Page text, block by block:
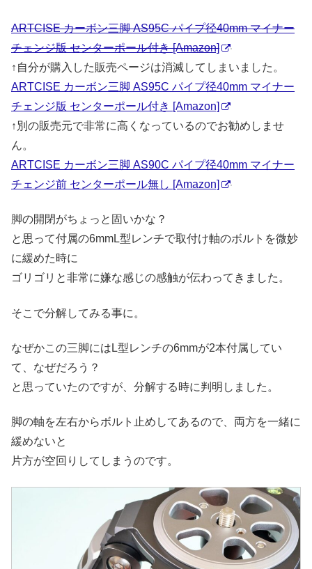
ARTCISE カーボン三脚 AS95C パイプ径40mm マイナー
チェンジ版 センターポール付き [Amazon]
↑自分が購入した販売ページは消滅してしまいました。
ARTCISE カーボン三脚 AS95C パイプ径40mm マイナー
チェンジ版 センターポール付き [Amazon]
↑別の販売元で非常に高くなっているのでお勧めしませ
ん。
ARTCISE カーボン三脚 AS90C パイプ径40mm マイナー
チェンジ前 センターポール無し [Amazon]
脚の開閉がちょっと固いかな？
と思って付属の6mmL型レンチで取付け軸のボルトを微妙
に緩めた時に
ゴリゴリと非常に嫌な感じの感触が伝わってきました。
そこで分解してみる事に。
なぜかこの三脚にはL型レンチの6mmが2本付属してい
て、なぜだろう？
と思っていたのですが、分解する時に判明しました。
脚の軸を左右からボルト止めしてあるので、両方を一緒に
緩めないと
片方が空回りしてしまうのです。